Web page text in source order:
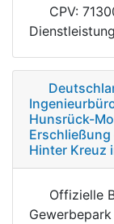
CPV:
Hunsrück-
Hinter Kreuz
Offizielle